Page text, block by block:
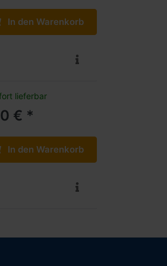
In den Warenkorb
lieferbar
€ *
In den Warenkorb